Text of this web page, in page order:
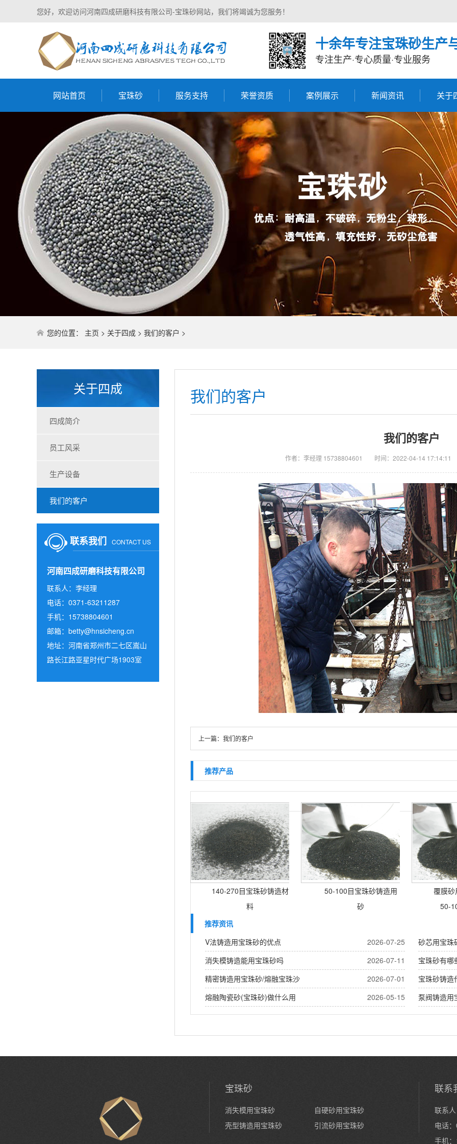
您好，欢迎访问河南四成研磨科技有限公司-宝珠砂网站，我们将竭诚为您服务！
十余年专注宝珠砂生产
专注生产·专心质量·专业服务
网站首页 宝珠砂 服务支持 荣誉资质 案例展示 新闻资讯 关于
您的位置： 主页 > 关于四成 > 我们的客户 >
关于四成
四成简介
员工风采
生产设备
我们的客户
联系我们 CONTACT US
河南四成研磨科技有限公司
联系人：李经理
电话：0371-63211287
手机：15738804601
邮箱： betty@hnsicheng.cn
地址：河南省郑州市二七区嵩山
路长江路亚星时代广场1903室
我们的客户
我们的客户
作者：李经理 15738804601 时间：2022-04-14 17:14:11
上一篇： 我们的客户
推荐产品
140-270目宝珠砂铸造材
料
50-100目宝珠砂铸造用
砂
覆膜
50-
推荐资讯
2026-07-25
V法铸造用宝珠砂的优点
砂芯用宝珠
2026-07-11
消失模铸造能用宝珠砂吗
宝珠砂有哪
2026-07-01
精密铸造用宝珠砂/熔融宝珠沙
宝珠砂铸造
2026-05-15
熔融陶瓷砂(宝珠砂)做什么用 泵阀铸造用
宝珠砂
消失模用宝珠砂
自硬砂用宝珠砂
壳型铸造用宝珠砂
引流砂用宝珠砂
联系
联系
电话
手机